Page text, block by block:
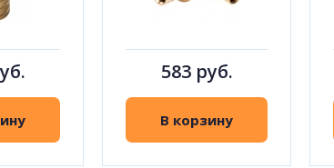
583 руб.
В корзину